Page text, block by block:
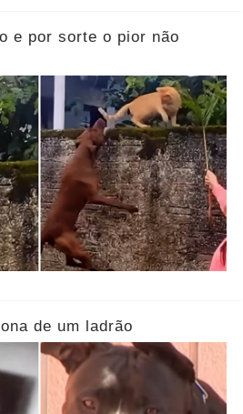
e por sorte o pior não
de um ladrão